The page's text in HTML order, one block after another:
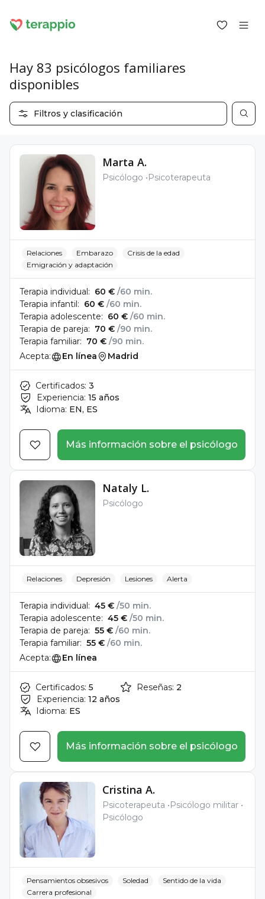
Iniciar sesión como psicólogo
Servicios
Blog
Para los psicólogos
Sobre terappio
Preguntas y respuestas
office@terappio.com
Hay 83 psicólogos familiares
disponibles
Filtros y clasificación
Marta A.
Psicólogo Psicoterapeuta
Relaciones Embarazo
Crisis de la edad
Emigración y adaptación
Terapia individual: 60 € /60 min.
Terapia infantil: 60 € /60 min.
Terapia adolescente: 60 € /60 min.
Terapia de pareja: 70 € /90 min.
Terapia familiar: 70 € /90 min.
Acepta:
En línea Madrid
Certificados: 3
Experiencia: 15 años
Idioma: EN, ES
Más información sobre el psicólogo
Nataly L.
Psicólogo
Relaciones Depresión Lesiones Alerta
Terapia individual: 45 € /50 min.
Terapia adolescente: 45 € /50 min.
Terapia de pareja: 55 € /60 min.
Terapia familiar: 55 € /60 min.
Acepta:
En línea
Certificados: 5
Experiencia: 12 años
Idioma: ES
Reseñas: 2
Más información sobre el psicólogo
Cristina A.
Psicoterapeuta
Psicólogo militar
Psicólogo
Pensamientos obsesivos Soledad
Sentido de la vida
Carrera profesional